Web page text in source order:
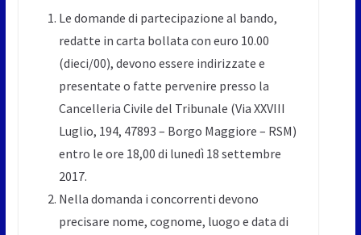
Le domande di partecipazione al bando,
redatte in carta bollata con euro 10.00
(dieci/00), devono essere indirizzate e
presentate o fatte pervenire presso la
Cancelleria Civile del Tribunale (Via XXVIII
Luglio, 194, 47893 – Borgo Maggiore – RSM)
entro le ore 18,00 di lunedì 18 settembre
2017.
Nella domanda i concorrenti devono
precisare nome, cognome, luogo e data di